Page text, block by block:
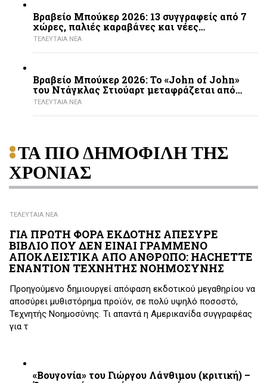
Βραβείο Μπούκερ 2026: 13 συγγραφείς από 7
χώρες, παλιές καραβάνες και νέες…
ΤΕΛΕΥΤΑΙΑ ΝΕΑ
Βραβείο Μπούκερ 2026: Το «John of John»
του Ντάγκλας Στιούαρτ μεταφράζεται από…
ΤΕΛΕΥΤΑΙΑ ΝΕΑ
ΤΑ ΠΙΟ ΔΗΜΟΦΙΛΗ ΤΗΣ
ΧΡΟΝΙΑΣ
ΤΕΛΕΥΤΑΙΑ ΝΕΑ
ΓΙΑ ΠΡΩΤΗ ΦΟΡΑ ΕΚΔΟΤΗΣ ΑΠΕΣΥΡΕ
ΒΙΒΛΙΟ ΠΟΥ ΔΕΝ ΕΙΝΑΙ ΓΡΑΜΜΕΝΟ
ΑΠΟΚΛΕΙΣΤΙΚΑ ΑΠΟ ΑΝΘΡΩΠΟ: HACHETTE
ΕΝΑΝΤΙΟΝ ΤΕΧΝΗΤΗΣ ΝΟΗΜΟΣΥΝΗΣ
Προηγούμενο δημιουργεί απόφαση εκδοτικού μεγαθηρίου να
αποσύρει μυθιστόρημα προϊόν, σε πολύ υψηλό ποσοστό,
Τεχνητής Νοημοσύνης. Τι απαντά η Αμερικανίδα συγγραφέας
για τ
«Βουγονία» του Γιώργου Λάνθιμου (κριτική) –